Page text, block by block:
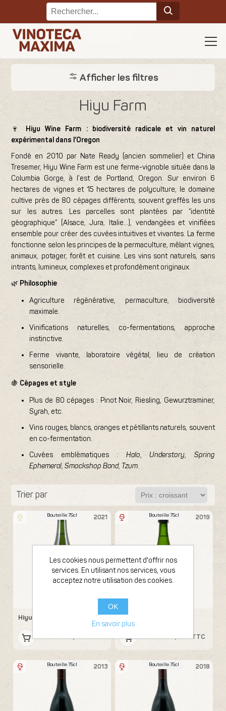
Afficher les filtres
Hiyu Farm
🍷 Hiyu Wine Farm : biodiversité radicale et vin naturel
expérimental dans l’Oregon
Fondé en 2010 par Nate Ready (ancien sommelier) et China
Tresemer, Hiyu Wine Farm est une ferme-vignoble située dans la
Columbia Gorge, à l’est de Portland, Oregon. Sur environ 6
hectares de vignes et 15 hectares de polyculture, le domaine
cultive près de 80 cépages différents, souvent greffés les uns
sur les autres. Les parcelles sont plantées par “identité
géographique” (Alsace, Jura, Italie…), vendangées et vinifiées
ensemble pour créer des cuvées intuitives et vivantes. La ferme
fonctionne selon les principes de la permaculture, mêlant vignes,
animaux, potager, forêt et cuisine. Les vins sont naturels, sans
intrants, lumineux, complexes et profondément originaux.
🌿 Philosophie
Agriculture régénérative, permaculture, biodiversité
maximale.
Vinifications naturelles, co-fermentations, approche
instinctive.
Ferme vivante, laboratoire végétal, lieu de création
sensorielle.
🍇 Cépages et style
Plus de 80 cépages : Pinot Noir, Riesling, Gewurztraminer,
Syrah, etc.
Vins rouges, blancs, oranges et pétillants naturels, souvent
en co-fermentation.
Cuvées emblématiques : Halo,Understory, Spring
Ephemeral,Smockshop Band, Tzum.
Trier par
2021
Bouteille 75cl
Hiyu Farm Floréal Cider
2019
Bouteille 75cl
Tzum Elder
59,19 € TTC
2013
Bouteille 75cl 2018
Bouteille 75cl
Les cookies nous permettent d'offrir nos
services. En utilisant nos services, vous
acceptez notre utilisation des cookies.
OK
En savoir plus